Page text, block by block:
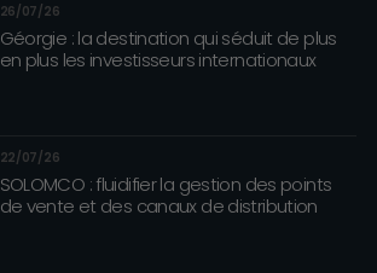
26/07/26
Géorgie : la destination qui séduit de plus
en plus les investisseurs internationaux
22/07/26
SOLOMCO : fluidifier la gestion des points
de vente et des canaux de distribution